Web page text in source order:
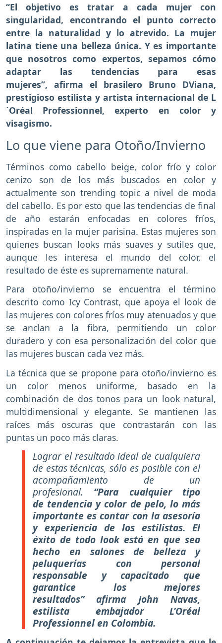
“El objetivo es tratar a cada mujer con
singularidad, encontrando el punto correcto
entre la naturalidad y lo atrevido. La mujer
latina tiene una belleza única. Y es importante
que nosotros como expertos, sepamos cómo
adaptar las tendencias para esas
mujeres”, afirma el brasilero Bruno DViana,
prestigioso estilista y artista internacional de L
´Oréal Professionnel, experto en color y
visagismo.
Lo que viene para Otoño/Invierno
Términos como cabello beige, color frío y color
cenizo son de los más buscados en color y
actualmente son trending topic a nivel de moda
del cabello. Es por esto que las tendencias de final
de año estarán enfocadas en colores fríos,
inspiradas en la mujer parisina. Estas mujeres son
quienes buscan looks más suaves y sutiles que,
aunque les interesa el mundo del color, el
resultado de éste es supremamente natural.
Para otoño/invierno se encuentra el término
descrito como Icy Contrast, que apoya el look de
las mujeres con colores fríos muy atenuados y que
se anclan a la fibra, permitiendo un color
duradero y con esa personalización del color que
las mujeres buscan cada vez más.
La técnica que se propone para otoño/invierno es
un color menos uniforme, basado en la
combinación de dos tonos para un look natural,
multidimensional y elegante. Se mantienen las
raíces más oscuras que contrastarán con las
puntas un poco más claras.
Lograr el resultado ideal de cualquiera
de estas técnicas, sólo es posible con el
acompañamiento de un
profesional. “Para cualquier tipo
de tendencia y color de pelo, lo más
importante es contar con la asesoría
y experiencia de los estilistas. El
éxito de todo look está en que sea
hecho en salones de belleza y
peluquerías con personal
responsable y capacitado que
garantice los mejores
resultados” afirma John Navas,
estilista embajador L’Oréal
Professionnel en Colombia.